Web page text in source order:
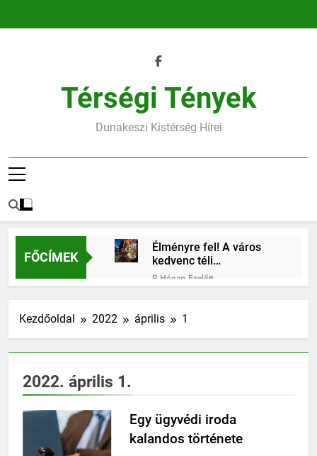
Térségi Tények
Dunakeszi Kistérség Hírei
FŐCÍMEK
Élményre fel! A város
kedvenc téli
találkozóhelye vár rád
9 Hónap Ezelőtt
9 Hónap Ezelőtt
Otthon Start: fiatal
családok új esélye – már
50 ezren éltek vele,
jutni
Méltóságteljes
megemlékezések
Kezdőoldal 2022 április 1
2022. április 1.
Egy ügyvédi iroda
kalandos története